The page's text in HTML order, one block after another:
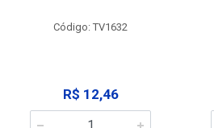
Código: TV1632
R$ 12,46